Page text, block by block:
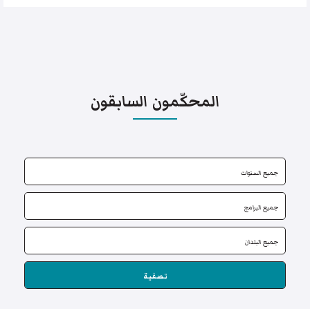
المحكّمون السابقون
تصفية